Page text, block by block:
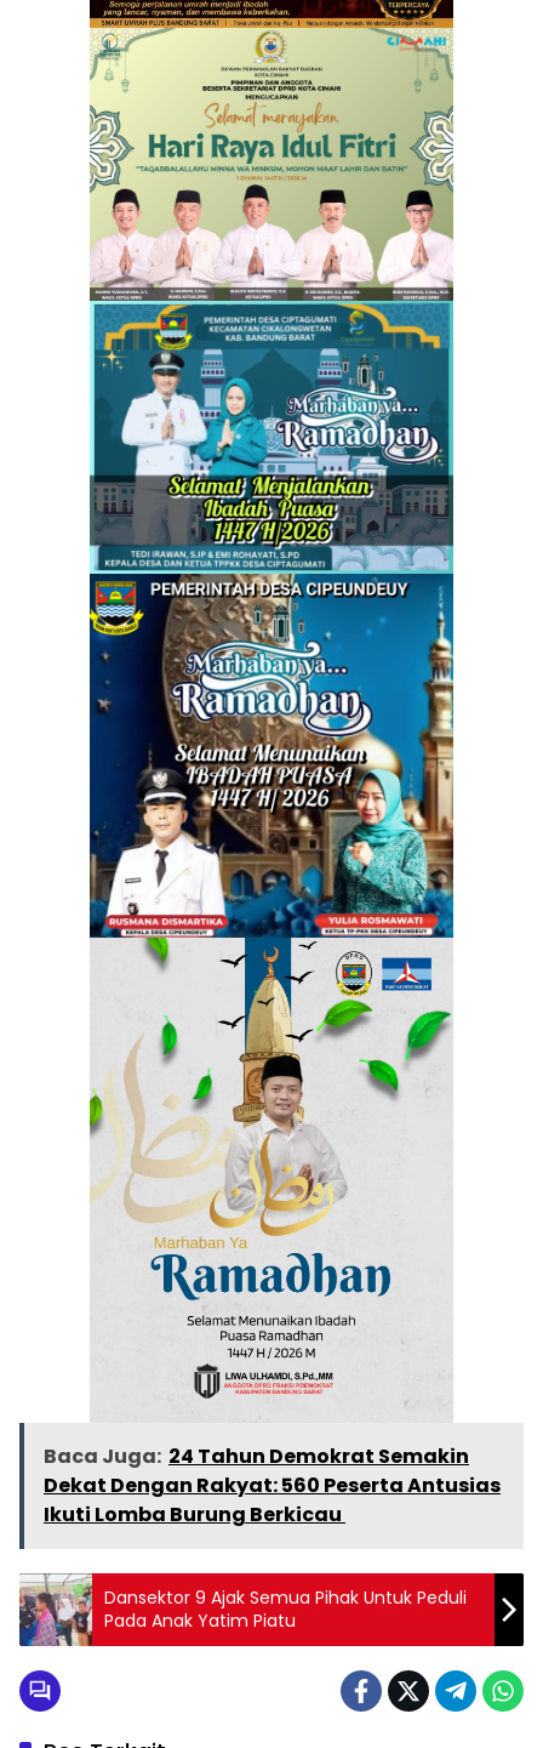
Baca Juga: 24 Tahun Demokrat Semakin
Dekat Dengan Rakyat: 560 Peserta Antusias
Ikuti Lomba Burung Berkicau
Dansektor 9 Ajak Semua Pihak Untuk Peduli
Pada Anak Yatim Piatu